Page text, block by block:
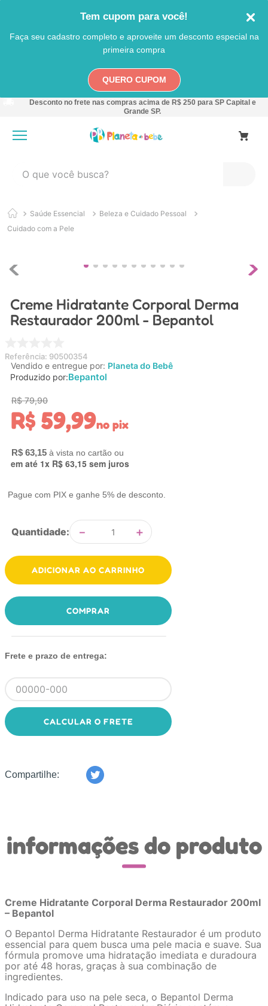
Tem cupom para você!
Faça seu cadastro completo e aproveite um desconto especial na
primeira compra
QUERO CUPOM
Desconto no frete nas compras acima de R$ 250 para SP Capital e
Grande SP.
Saúde Essencial
Beleza e Cuidado Pessoal
Cuidado com a Pele
Creme Hidratante Corporal Derma
Restaurador 200ml - Bepantol
Referência: 90500354
Vendido e entregue por: Planeta do Bebê
Produzido por:Bepantol
R$ 79,90
R$ 59,99no pix
R$ 63,15
em até 1x R$ 63,15 sem juros
Pague com PIX e ganhe 5% de desconto.
Quantidade ＋
－
ADICIONAR AO CARRINHO
COMPRAR
Frete e prazo de entrega:
CALCULAR O FRETE
Compartilhe:
informações do produto
Creme Hidratante Corporal Derma Restaurador 200ml
– Bepantol
O Bepantol Derma Hidratante Restaurador é um produto
essencial para quem busca uma pele macia e suave. Sua
fórmula promove uma hidratação imediata e duradoura
por até 48 horas, graças à sua combinação de
ingredientes.
Indicado para uso na pele seca, o Bepantol Derma
1 º
carro
5º
chupeta
6º
nuk
8º
mamadeira
brinquedo banho
10º carro eletrico